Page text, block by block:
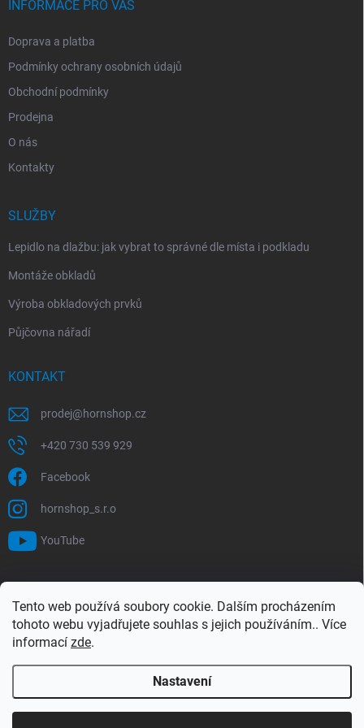
Tento web používá soubory cookie. Dalším procházením
tohoto webu vyjadřujete souhlas s jejich používáním.. Více
informací zde.
Nastavení
INFORMACE PRO VÁS
Doprava a platba
Podmínky ochrany osobních údajů
Obchodní podmínky
Prodejna
O nás
Kontakty
SLUŽBY
Lepidlo na dlažbu: jak vybrat to správné dle místa i podkladu
Montáže obkladů
Výroba obkladových prvků
Půjčovna nářadí
KONTAKT
prodej@hornshop.cz
+420 730 539 929
Facebook
hornshop_s.r.o
YouTube
Hledat
Copyright 2026Hornshop. Všechna práva vyhrazena.Upravit nastavení